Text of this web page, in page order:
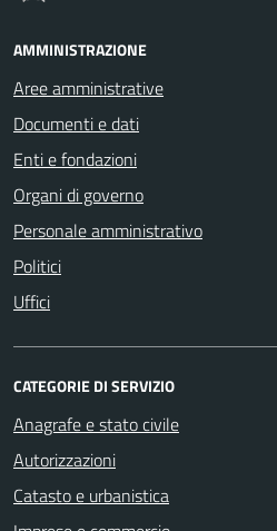
AMMINISTRAZIONE
Aree amministrative
Documenti e dati
Enti e fondazioni
Organi di governo
Personale amministrativo
Politici
Uffici
CATEGORIE DI SERVIZIO
Anagrafe e stato civile
Autorizzazioni
Catasto e urbanistica